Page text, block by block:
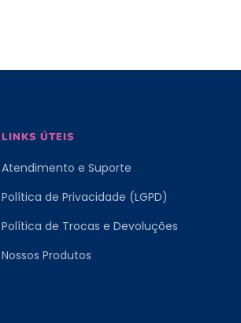
LINKS ÚTEIS
Atendimento e Suporte
Política de Privacidade (LGPD)
Política de Trocas e Devoluções
Nossos Produtos